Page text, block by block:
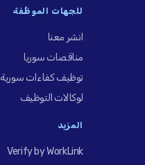
للجهات الموظِّفة
انشر معنا
مناقصات سوريا
توظيف كفاءات سورية
لوكالات التوظيف
المزيد
Verify by WorkLink